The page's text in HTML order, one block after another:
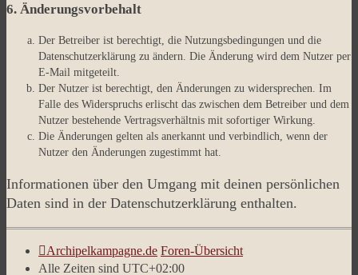
6. Änderungsvorbehalt
Der Betreiber ist berechtigt, die Nutzungsbedingungen und die
Datenschutzerklärung zu ändern. Die Änderung wird dem Nutzer per
E-Mail mitgeteilt.
Der Nutzer ist berechtigt, den Änderungen zu widersprechen. Im
Falle des Widerspruchs erlischt das zwischen dem Betreiber und dem
Nutzer bestehende Vertragsverhältnis mit sofortiger Wirkung.
Die Änderungen gelten als anerkannt und verbindlich, wenn der
Nutzer den Änderungen zugestimmt hat.
Informationen über den Umgang mit deinen persönlichen
Daten sind in der Datenschutzerklärung enthalten.
Archipelkampagne.de Foren-Übersicht
Alle Zeiten sind UTC+02:00